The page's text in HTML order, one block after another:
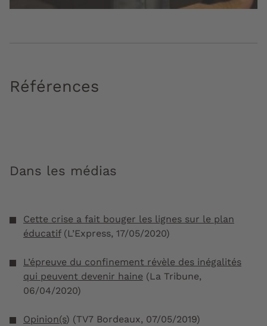
Références
Dans les médias
Cette crise a fait bouger les lignes sur le plan
éducatif(L’Express, 17/05/2020)
L’épreuve du confinement révèle des inégalités
qui peuvent devenir haine (La Tribune,
06/04/2020)
Opinion(s) (TV7 Bordeaux, 07/05/2019)